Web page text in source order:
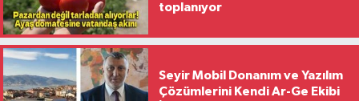
toplanıyor
Seyir Mobil Donanım ve Yazılım
Çözümlerini Kendi Ar-Ge Ekibi